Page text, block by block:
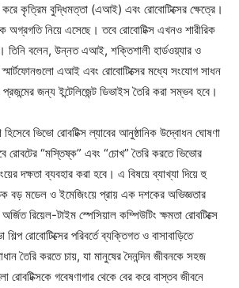
কৃত্রিম বুদ্ধিমত্তা (এআই) এবং রোবোটিক্সের ক্ষেত্রে।
নিয়ে এসেছে। তবে রোবোটিক্স এখনও শারীরিক
তিনি বলেন, উন্নত এআই, শক্তিশালী হার্ডওয়্যার ও
স্মার্টফোনগুলো এআই এবং রোবোটিক্সের মধ্যে সংযোগ সাধন
জন্য ইন্টেলিজেন্ট ডিভাইস তৈরি করা সম্ভব হবে।
ভিভো রোবটিক্স ল্যাবের আনুষ্ঠানিক উদ্বোধন ঘোষণা
রোবটের “মস্তিষ্ক” এবং “চোখ” তৈরি করতে ভিভোর
দক্ষতা ব্যবহার করা হবে। এ বিষয়ে ব্যাখ্যা দিয়ে হু
বড় মডেল ও ইমেজিংয়ে প্রায় এক দশকের অভিজ্ঞতার
রিয়েল-টাইম স্পেসিয়াল কম্পিউটিং ক্ষমতা রোবটিক্সে
রোবোটিক্সের পরিবর্তে ব্যক্তিগত ও বাসাবাড়িতে
তৈরি করতে চায়, যা মানুষের দৈনন্দিন জীবনকে সহজ
গবেষণাগার থেকে বের করে বাস্তব জীবনে